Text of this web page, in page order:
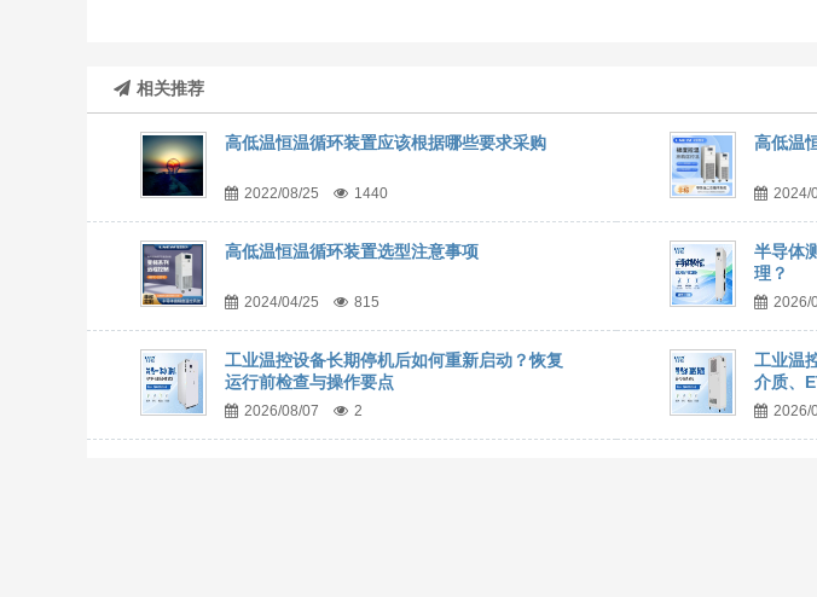
相关推荐
高低温恒温循环装置应该根据哪些要求采购
2022/08/25 1440
高低温
2024/
高低温恒温循环装置选型注意事项
2024/04/25 815
半导体
理？
2026/
工业温控设备长期停机后如何重新启动？恢复
运行前检查与操作要点
2026/08/07 2
工业温
介质、
2026/